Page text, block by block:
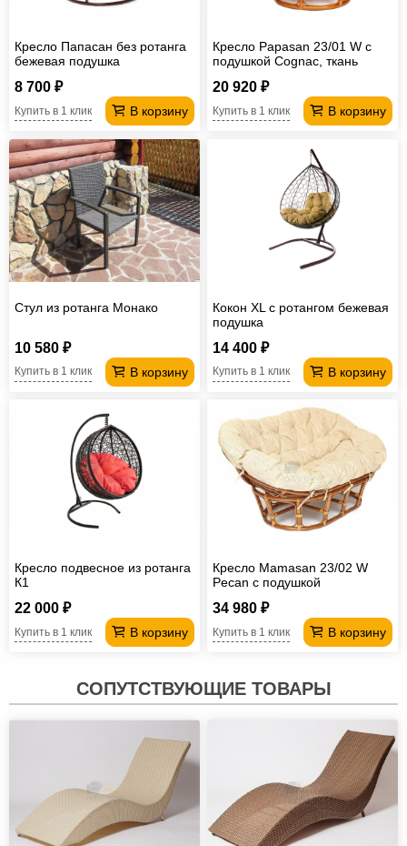
Кресло Папасан без ротанга
бежевая подушка
8 700 ₽
В корзину
Купить в 1 клик
Кресло Papasan 23/01 W с
подушкой Cognac, ткань
20 920 ₽
В корзину
Купить в 1 клик
Стул из ротанга Монако
10 580 ₽
В корзину
Купить в 1 клик
Кокон XL с ротангом бежевая
подушка
14 400 ₽
В корзину
Купить в 1 клик
Кресло подвесное из ротанга
К1
22 000 ₽
В корзину
Купить в 1 клик
Кресло Mamasan 23/02 W
Pecan с подушкой
34 980 ₽
В корзину
Купить в 1 клик
СОПУТСТВУЮЩИЕ ТОВАРЫ